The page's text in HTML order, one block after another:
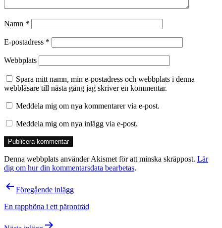
Namn *
E-postadress *
Webbplats
Spara mitt namn, min e-postadress och webbplats i denna
webbläsare till nästa gång jag skriver en kommentar.
Meddela mig om nya kommentarer via e-post.
Meddela mig om nya inlägg via e-post.
Denna webbplats använder Akismet för att minska skräppost. Lär
dig om hur din kommentarsdata bearbetas.
Inläggsnavigering
Föregående inlägg
En rapphöna i ett päronträd